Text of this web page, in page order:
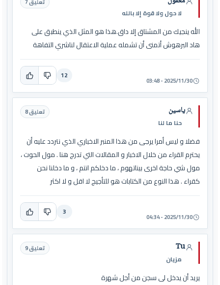
لا حول ولا قوة إلا بالله
تعليق 7
الله ينجيك من المشتاق إلا داق.هذا هو المثل الذي ينطبق على
هاد البرهوش أتمنى أن تشمله عملية الاعتقال لناشري التفاهة
2025/11/30 - 03:48
12
ياسين
حنا ما لنا
تعليق 8
فضلا و ليس أمرا يرجى من هذا المنبر الاخباري الذي نتردد عليه أن
يحترم القراء من خلال الاخبار و المقالات التي تدرج هنا . مول الحوت ،
مول شي حاجة اخرى بيناتهوم ، ما دخلكم انتم ، و ما دخلنا نحن
كقراء . هذا النوع من الكتابات هو للتأجيج لا اقل و لا اكثر
2025/11/30 - 04:34
3
Tu
مزيان
تعليق 9
يريد أن يدخل لى سجن من أجل شهرة